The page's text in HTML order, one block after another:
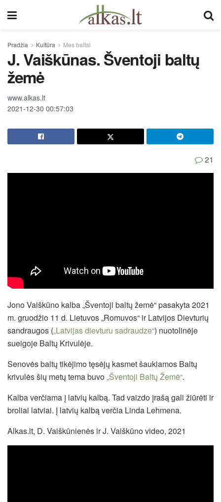
Pradžia Kultūra Mes baltai
J. Vaiškūnas. Šventoji baltų
žemė
www.alkas.lt
2021-12-30 00:57:03
21
Jono Vaiškūno kalba „Šventoji baltų žemė“ pasakyta 2021
m. gruodžio 11 d. Lietuvos „Romuvos“ ir Latvijos Dievturių
sandraugos („Latvijas dievturu sadraudze“) nuotolinėje
sueigoje Baltų Krivulėje.
Senovės baltų tikėjimo tęsėjų kasmet šaukiamos Baltų
krivulės šių metų tema buvo„Šventoji Baltų Žemė“.
Kalba verčiama į latvių kalbą. Tad vaizdo įrašą gali žiūrėti ir
broliai latviai. Į latvių kalbą verčia Linda Lehmena.
Alkas.lt, D. Vaiškūnienės ir J. Vaiškūno video, 2021